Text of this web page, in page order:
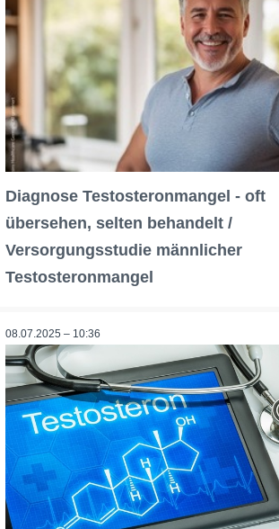
Diagnose Testosteronmangel - oft
übersehen, selten behandelt /
Versorgungsstudie männlicher
Testosteronmangel
08.07.2025 – 10:36